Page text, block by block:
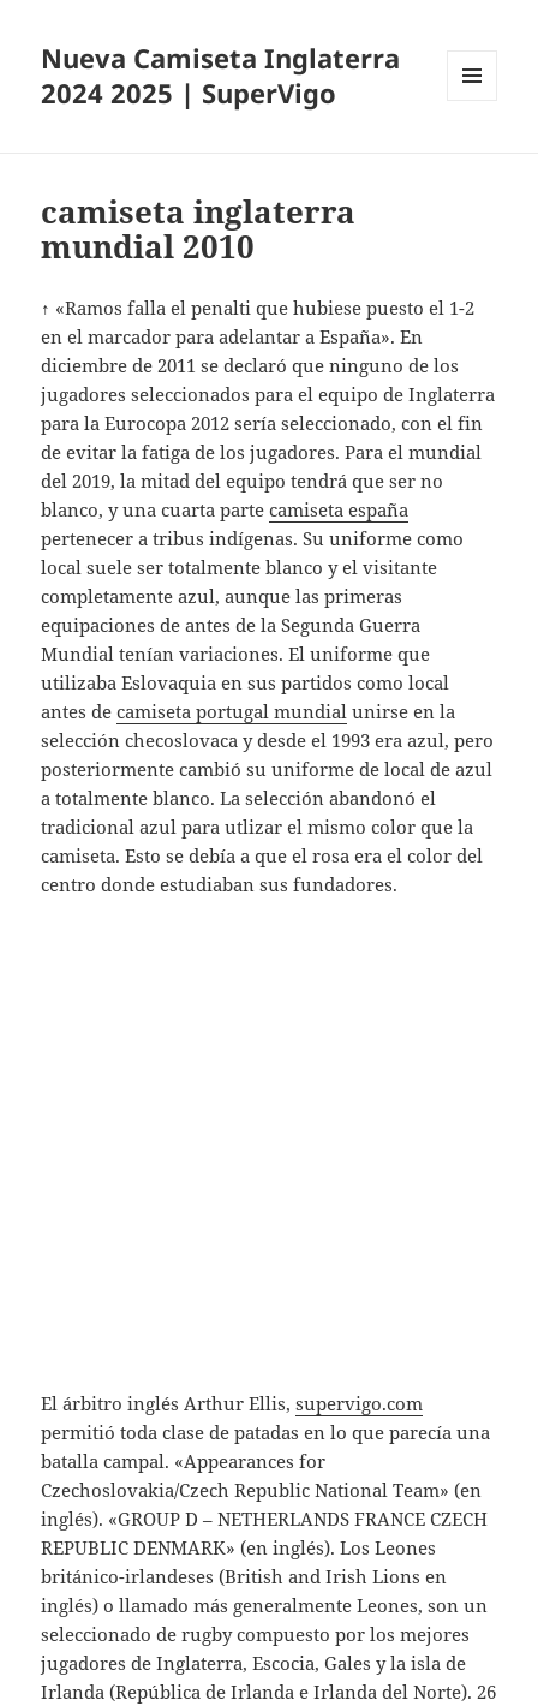
Nueva Camiseta Inglaterra
2024 2025 | SuperVigo
camiseta inglaterra
mundial 2010
↑ «Ramos falla el penalti que hubiese puesto el 1-2
en el marcador para adelantar a España». En
diciembre de 2011 se declaró que ninguno de los
jugadores seleccionados para el equipo de Inglaterra
para la Eurocopa 2012 sería seleccionado, con el fin
de evitar la fatiga de los jugadores. Para el mundial
del 2019, la mitad del equipo tendrá que ser no
blanco, y una cuarta partecamiseta españa
pertenecer a tribus indígenas. Su uniforme como
local suele ser totalmente blanco y el visitante
completamente azul, aunque las primeras
equipaciones de antes de la Segunda Guerra
Mundial tenían variaciones. El uniforme que
utilizaba Eslovaquia en sus partidos como local
antes decamiseta portugal mundial unirse en la
selección checoslovaca y desde el 1993 era azul, pero
posteriormente cambió su uniforme de local de azul
a totalmente blanco. La selección abandonó el
tradicional azul para utlizar el mismo color que la
camiseta. Esto se debía a que el rosa era el color del
centro donde estudiaban sus fundadores.
El árbitro inglés Arthur Ellis,supervigo.com
permitió toda clase de patadas en lo que parecía una
batalla campal. «Appearances for
Czechoslovakia/Czech Republic National Team» (en
inglés). «GROUP D – NETHERLANDS FRANCE CZECH
REPUBLIC DENMARK» (en inglés). Los Leones
británico-irlandeses (British and Irish Lions en
inglés) o llamado más generalmente Leones, son un
seleccionado de rugby compuesto por los mejores
jugadores de Inglaterra, Escocia, Gales y la isla de
Irlanda (República de Irlanda e Irlanda del Norte). 26